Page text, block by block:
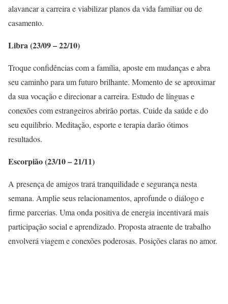
alavancar a carreira e viabilizar planos da vida familiar ou de
casamento.
Libra (23/09 – 22/10)
Troque confidências com a família, aposte em mudanças e abra
seu caminho para um futuro brilhante. Momento de se aproximar
da sua vocação e direcionar a carreira. Estudo de línguas e
conexões com estrangeiros abrirão portas. Cuide da saúde e do
seu equilíbrio. Meditação, esporte e terapia darão ótimos
resultados.
Escorpião (23/10 – 21/11)
A presença de amigos trará tranquilidade e segurança nesta
semana. Amplie seus relacionamentos, aprofunde o diálogo e
firme parcerias. Uma onda positiva de energia incentivará mais
participação social e aprendizado. Proposta atraente de trabalho
envolverá viagem e conexões poderosas. Posições claras no amor.